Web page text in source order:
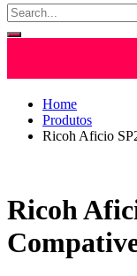
Home
Produtos
Ricoh Aficio
Ricoh